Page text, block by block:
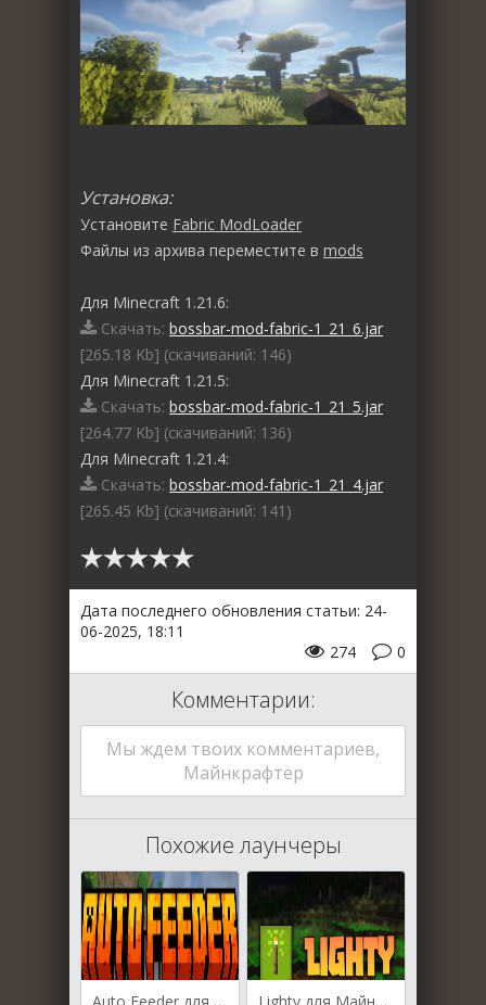
Установка:
Установите Fabric ModLoader
Файлы из архива переместите в mods
Для Minecraft 1.21.6:
Скачать: bossbar-mod-fabric-1_21_6.jar
[265.18 Kb] (cкачиваний: 146)
Для Minecraft 1.21.5:
Скачать: bossbar-mod-fabric-1_21_5.jar
[264.77 Kb] (cкачиваний: 136)
Для Minecraft 1.21.4:
Скачать: bossbar-mod-fabric-1_21_4.jar
[265.45 Kb] (cкачиваний: 141)
Дата последнего обновления статьи: 24-
06-2025, 18:11
0
274
Комментарии:
Мы ждем твоих комментариев,
Майнкрафтер
Похожие лаунчеры